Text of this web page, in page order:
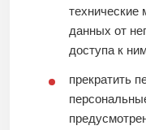
данных от
доступа к
прекратить